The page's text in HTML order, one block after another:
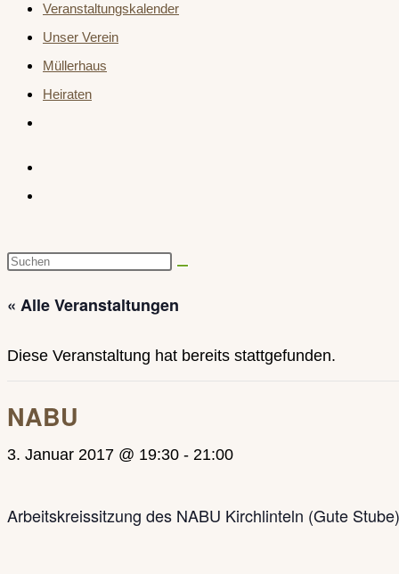
panel.
Veranstaltungskalender
Unser Verein
Müllerhaus
Heiraten
Diese
durchsuchen
« Alle Veranstaltungen
Diese Veranstaltung hat bereits stattgefunden.
NABU
3. Januar 2017 @ 19:30 - 21:00
Arbeitskreissitzung des NABU Kirchlinteln (Gute